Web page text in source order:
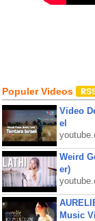
Populer Videos
Video
el
Weird
er)
Music